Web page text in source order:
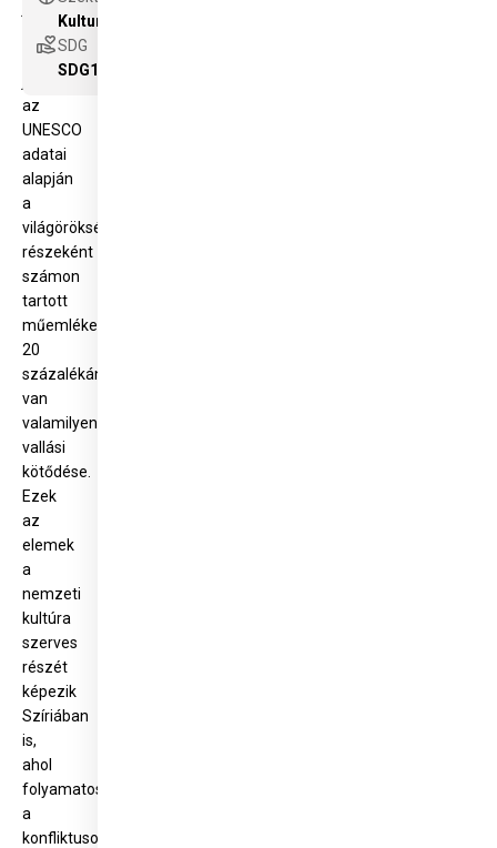
jelentős
része
vallási
jellegű,
az
UNESCO
adatai
alapján
a
világörökség
részeként
számon
tartott
műemlékek
20
százalékának
van
valamilyen
vallási
kötődése.
Ezek
az
elemek
a
nemzeti
kultúra
szerves
részét
képezik
Szíriában
is,
ahol
folyamatosak
a
konfliktusok
Kulturális örökségvédelem
volunteer_activismSDG
SDG11